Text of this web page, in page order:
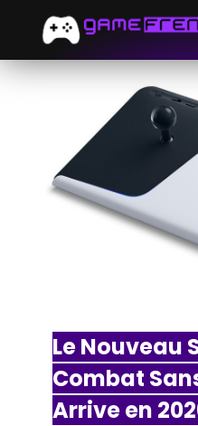
Le Nouveau
Combat
Arrive en